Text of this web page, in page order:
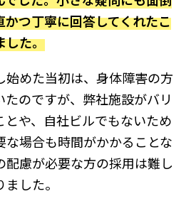
つ丁寧に回答してくれたこ
した。
始めた当初は、身体障害の方
のですが、弊社施設がバリ
とや、自社ビルでもないため
場合も時間がかかることな
配慮が必要な方の採用は難し
した。